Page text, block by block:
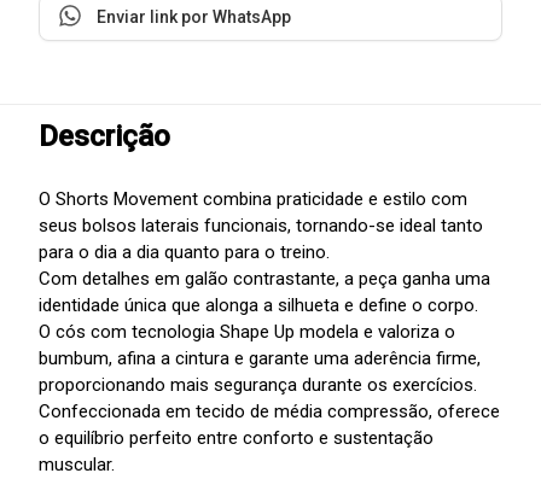
Enviar link por WhatsApp
Descrição
O Shorts Movement combina praticidade e estilo com
seus bolsos laterais funcionais, tornando-se ideal tanto
para o dia a dia quanto para o treino.
Com detalhes em galão contrastante, a peça ganha uma
identidade única que alonga a silhueta e define o corpo.
O cós com tecnologia Shape Up modela e valoriza o
bumbum, afina a cintura e garante uma aderência firme,
proporcionando mais segurança durante os exercícios.
Confeccionada em tecido de média compressão, oferece
o equilíbrio perfeito entre conforto e sustentação
muscular.